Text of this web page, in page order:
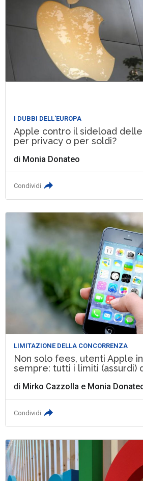
I DUBBI DELL'EUROPA
Apple contro il sideload
per privacy o per soldi?
di Monia Donateo
Condividi
LIMITAZIONE DELLA CONCORRENZA
Non solo fees, utenti Apple
sempre: tutti i limiti (assurdi)
di Mirko Cazzolla e Monia
Condividi